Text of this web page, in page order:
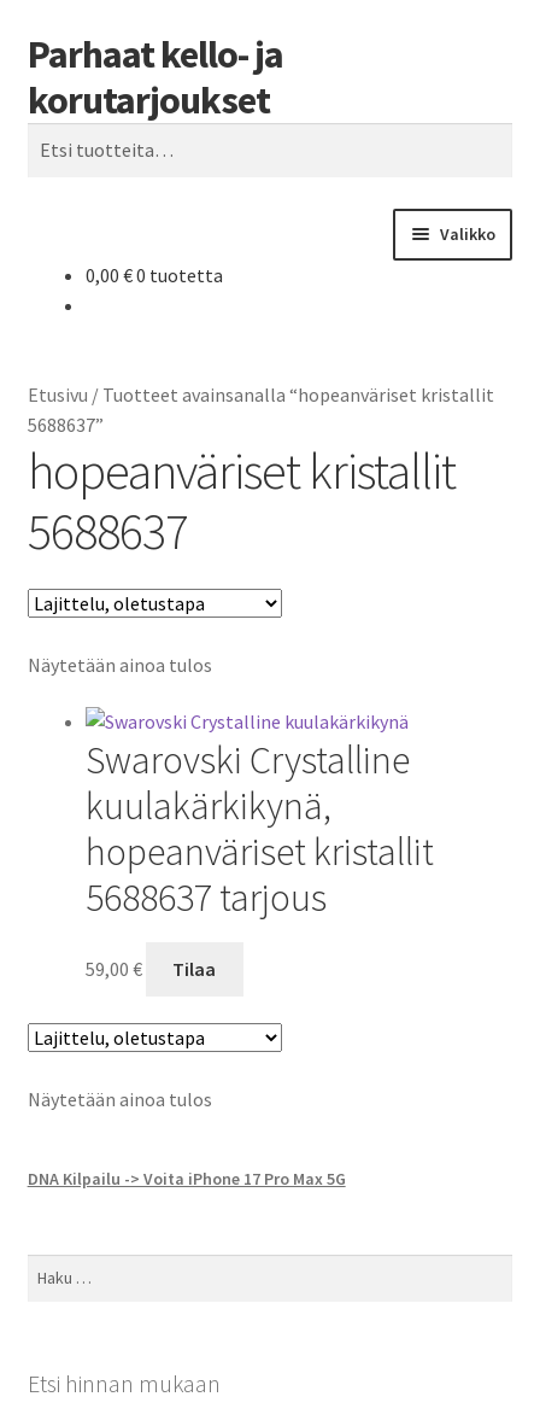
Siirry
navigointiin
Siirry
sisältöön
Parhaat kello- ja
korutarjoukset
Haku
Valikko
0,00 €0 tuotetta
Etusivu / Tuotteet avainsanalla “hopeanväriset kristallit
5688637”
hopeanväriset kristallit
5688637
Näytetään ainoa tulos
Swarovski Crystalline
kuulakärkikynä,
hopeanväriset kristallit
5688637 tarjous
59,00 € Tilaa
Näytetään ainoa tulos
DNA Kilpailu -> Voita iPhone 17 Pro Max 5G
Haku:
Etsi hinnan mukaan